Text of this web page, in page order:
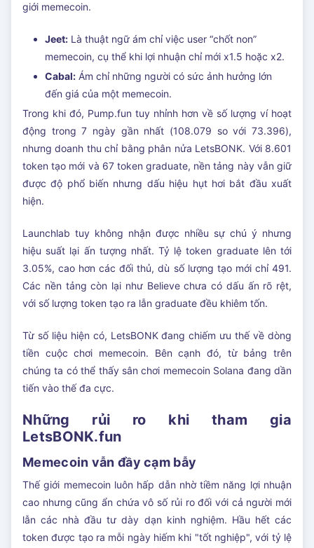
giới memecoin.
Jeet: Là thuật ngữ ám chỉ việc user “chốt non”
memecoin, cụ thể khi lợi nhuận chỉ mới x1.5 hoặc x2.
Cabal: Ám chỉ những người có sức ảnh hưởng lớn
đến giá của một memecoin.
Trong khi đó, Pump.fun tuy nhỉnh hơn về số lượng ví hoạt
động trong 7 ngày gần nhất (108.079 so với 73.396),
nhưng doanh thu chỉ bằng phân nửa LetsBONK. Với 8.601
token tạo mới và 67 token graduate, nền tảng này vẫn giữ
được độ phổ biến nhưng dấu hiệu hụt hơi bắt đầu xuất
hiện.
Launchlab tuy không nhận được nhiều sự chú ý nhưng
hiệu suất lại ấn tượng nhất. Tỷ lệ token graduate lên tới
3.05%, cao hơn các đối thủ, dù số lượng tạo mới chỉ 491.
Các nền tảng còn lại như Believe chưa có dấu ấn rõ rệt,
với số lượng token tạo ra lẫn graduate đều khiêm tốn.
Từ số liệu hiện có, LetsBONK đang chiếm ưu thế về dòng
tiền cuộc chơi memecoin. Bên cạnh đó, từ bảng trên
chúng ta có thể thấy sân chơi memecoin Solana đang dần
tiến vào thế đa cực.
Những rủi ro khi tham gia
LetsBONK.fun
Memecoin vẫn đầy cạm bẫy
Thế giới memecoin luôn hấp dẫn nhờ tiềm năng lợi nhuận
cao nhưng cũng ẩn chứa vô số rủi ro đối với cả người mới
lẫn các nhà đầu tư dày dạn kinh nghiệm. Hầu hết các
token được tạo ra mỗi ngày hiếm khi "tốt nghiệp", với tỷ lệ